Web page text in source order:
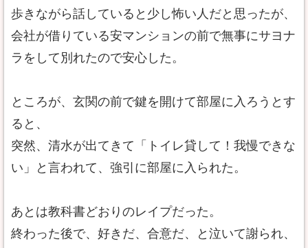
歩きながら話していると少し怖い人だと思ったが、
会社が借りている安マンションの前で無事にサヨナ
ラをして別れたので安心した。
ところが、玄関の前で鍵を開けて部屋に入ろうとす
ると、
突然、清水が出てきて「トイレ貸して！我慢できな
い」と言われて、強引に部屋に入られた。
あとは教科書どおりのレイプだった。
終わった後で、好きだ、合意だ、と泣いて謝られ、